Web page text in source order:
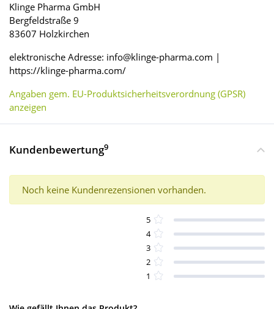
Klinge Pharma GmbH
Bergfeldstraße 9
83607 Holzkirchen
elektronische Adresse: info@klinge-pharma.com |
https://klinge-pharma.com/
Angaben gem. EU-Produktsicherheitsverordnung (GPSR)
anzeigen
Kundenbewertung9
Noch keine Kundenrezensionen vorhanden.
5
4
3
2
1